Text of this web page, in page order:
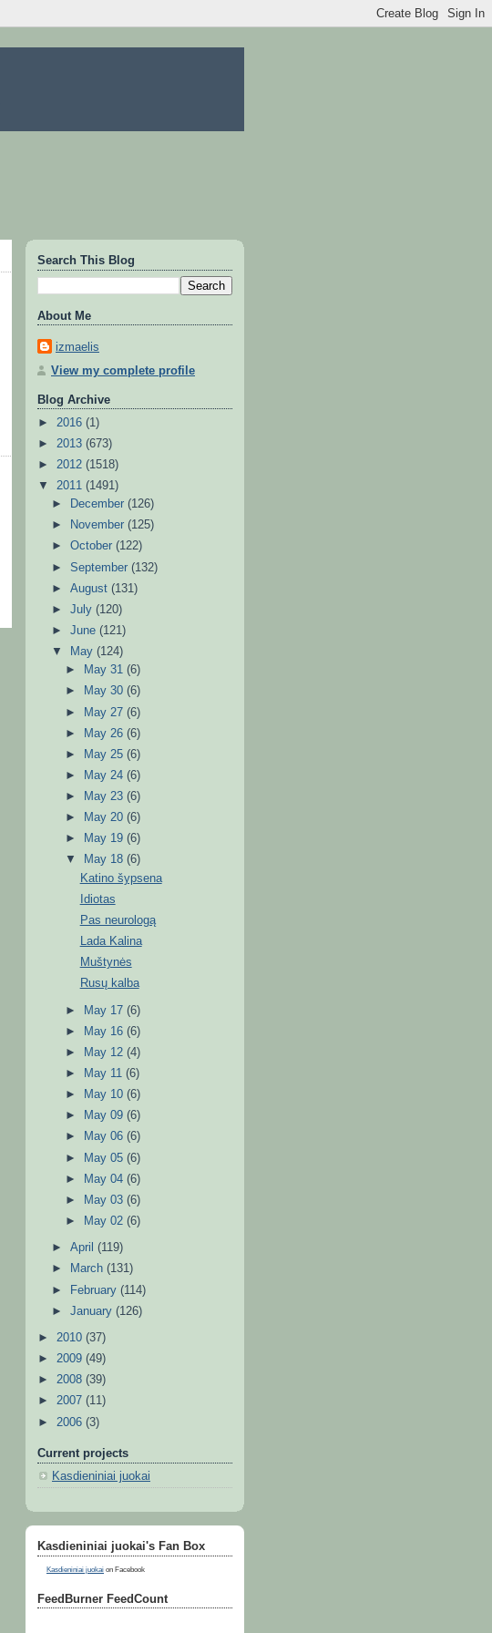
Search This Blog
About Me
izmaelis
View my complete profile
Blog Archive
► 2016 (1)
► 2013 (673)
► 2012 (1518)
▼ 2011 (1491)
►
December(126)
►
November(125)
►October(122)
►September(132)
►August(131)
►July(120)
►June(121)
▼
May(124)
►
May 31(6)
►
May 30(6)
►
May 27(6)
►
May 26(6)
►
May 25(6)
►
May 24(6)
►
May 23(6)
►
May 20(6)
►
May 19(6)
▼
May 18(6)
Katino šypsena
Idiotas
Pas neurologą
Lada Kalina
Muštynės
Rusų kalba
► May 17(6)
►
May 16(6)
►
May 12(4)
►
May 11(6)
►
May 10(6)
►
May 09(6)
►
May 06(6)
►
May 05(6)
►
May 04(6)
►
May 03(6)
►
May 02(6)
►April(119)
►
March(131)
►
February(114)
►January(126)
► 2010 (37)
► 2009 (49)
► 2008 (39)
► 2007 (11)
► 2006 (3)
Current projects
Kasdieniniai juokai
Kasdieniniai juokai's Fan Box
Kasdieniniai juokai on Facebook
FeedBurner FeedCount